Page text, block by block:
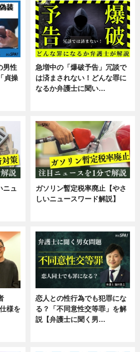
男性
貞操
急増中の「爆破予告」冗談で
は済まされない！どんな罪に
なるか弁護士に聞い…
ニュ
ガソリン暫定税率廃止【やさ
しいニュースワード解説】
様を
恋人との性行為でも犯罪にな
る？「不同意性交等罪」を解
説【弁護士に聞く男…